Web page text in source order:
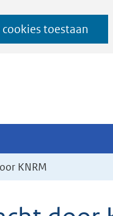
cookies toestaan
Ga
naar
KNRM